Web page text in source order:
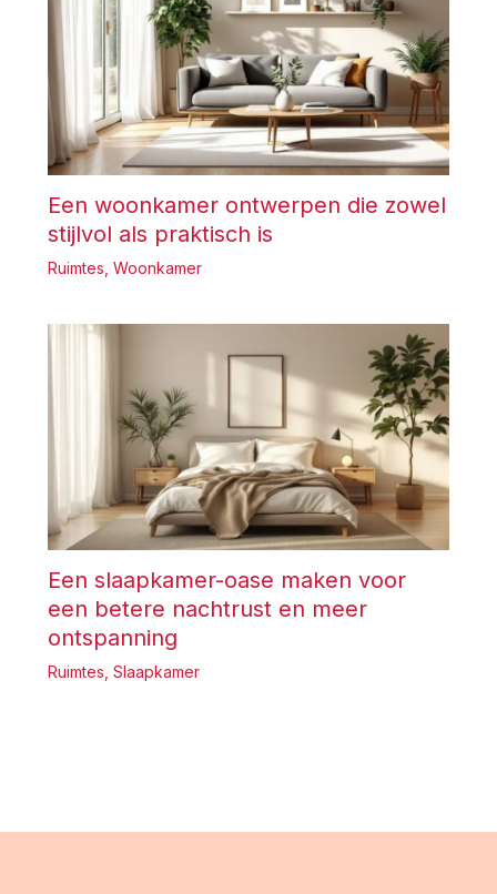
Een woonkamer ontwerpen die zowel
stijlvol als praktisch is
Ruimtes Woonkamer
Een slaapkamer-oase maken voor
een betere nachtrust en meer
ontspanning
Ruimtes Slaapkamer